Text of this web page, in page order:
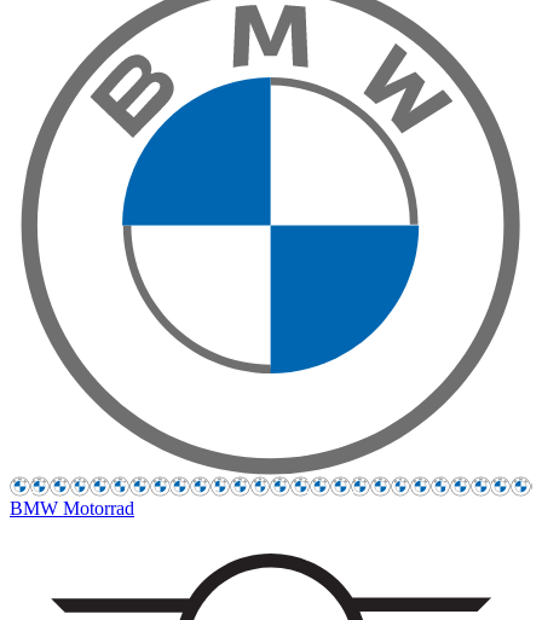
BMW Motorrad